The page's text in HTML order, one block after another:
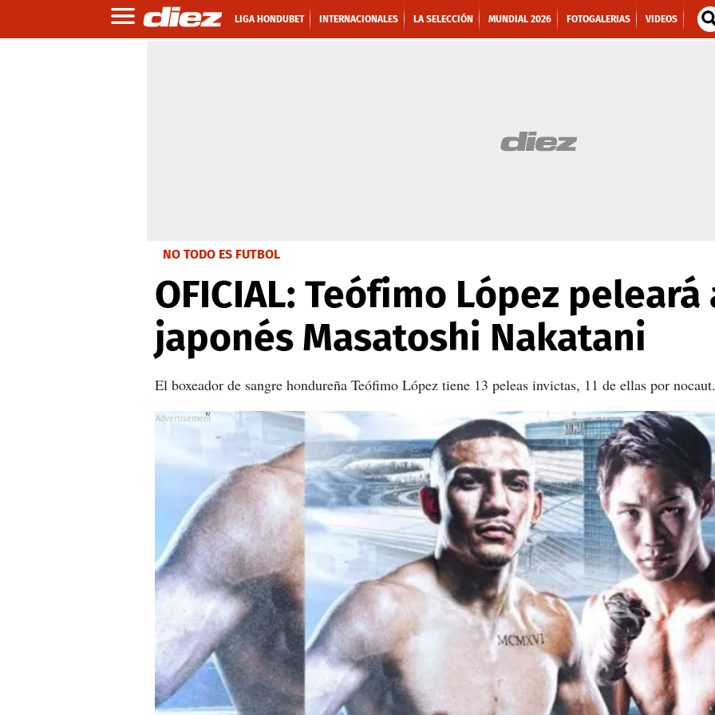
LIGA HONDUBET INTERNACIONALES LA SELECCIÓN MUNDIAL 2026 FOTOGALERIAS VIDEOS
NO TODO ES FUTBOL
OFICIAL: Teófimo López
japonés Masatoshi Nakatani
El boxeador de sangre hondureña Teófimo López tiene 13 peleas invictas, 11 de ellas por nocaut.
X